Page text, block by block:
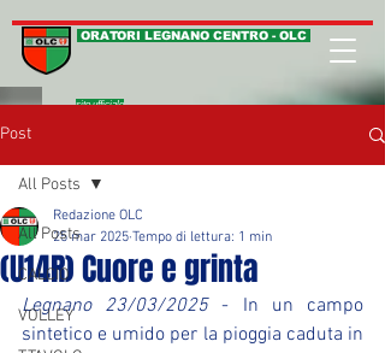
ORATORI LEGNANO CENTRO - OLC
sito ufficiale
Post
All Posts
CALCIO
VOLLEY
All Posts
(U14R) Cuore e grinta
Redazione OLC
25 mar 2025 Tempo di lettura: 1 min
Legnano 23/03/2025 - In un campo
sintetico e umido per la pioggia caduta in